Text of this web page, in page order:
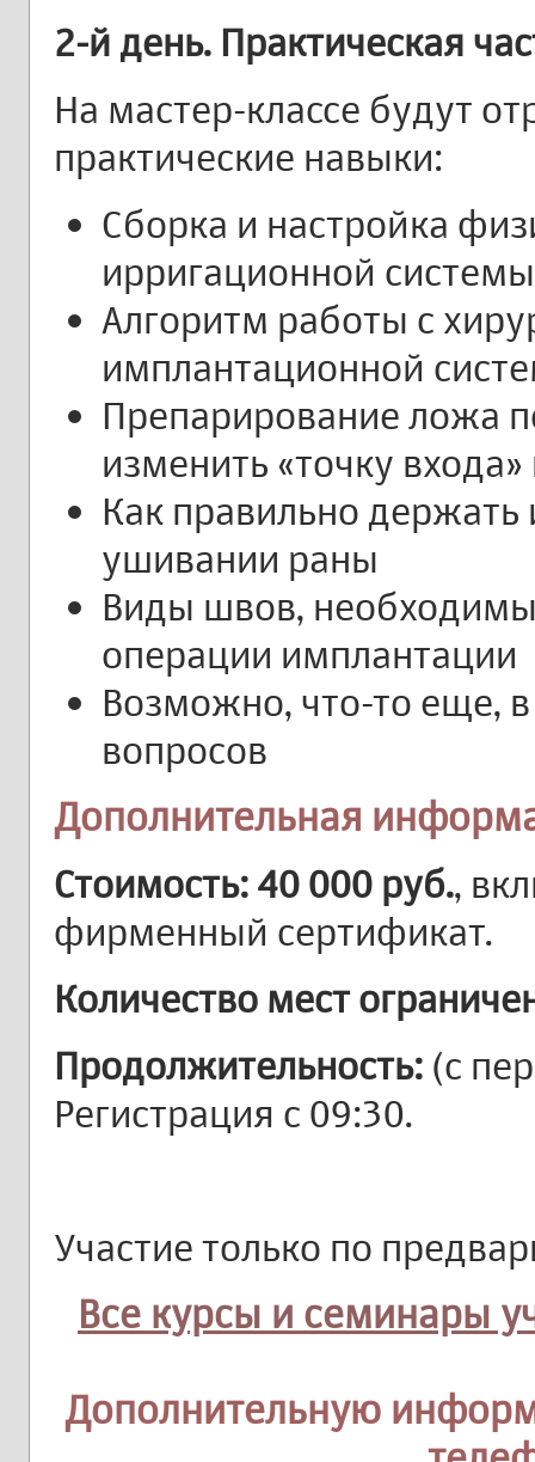
2-й день. Практическая
На мастер-классе будут
практические навыки:
Сборка и настройка
ирригационной системы
Алгоритм работы с
имплантационной
Препарирование ложа
изменить «точку
Как правильно
ушивании раны
Виды швов,
операции имплантации
Возможно, что-то еще,
вопросов
Дополнительная
Стоимость: 40 000 руб.,
фирменный сертификат.
Количество мест
Продолжительность: (с
Регистрация с 09:30.
Участие только по
Все курсы и семинары
Дополнительную